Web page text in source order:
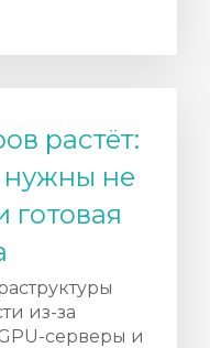
растёт:
нужны не
готовая
из-за
серверы и